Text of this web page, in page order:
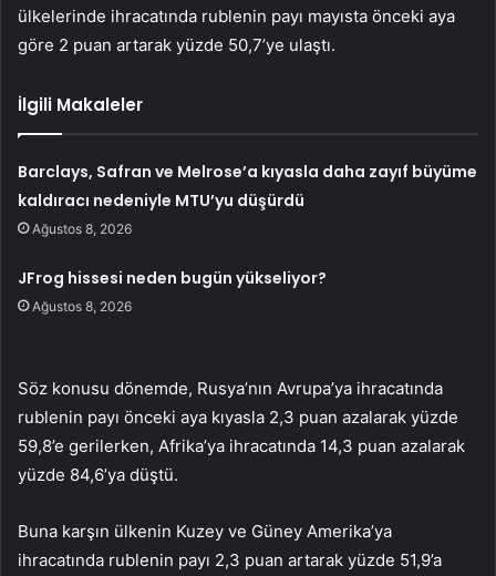
ülkelerinde ihracatında rublenin payı mayısta önceki aya
göre 2 puan artarak yüzde 50,7’ye ulaştı.
İlgili Makaleler
Barclays, Safran ve Melrose’a kıyasla daha zayıf büyüme
kaldıracı nedeniyle MTU’yu düşürdü
Ağustos 8, 2026
JFrog hissesi neden bugün yükseliyor?
Ağustos 8, 2026
Söz konusu dönemde, Rusya’nın Avrupa’ya ihracatında
rublenin payı önceki aya kıyasla 2,3 puan azalarak yüzde
59,8’e gerilerken, Afrika’ya ihracatında 14,3 puan azalarak
yüzde 84,6’ya düştü.
Buna karşın ülkenin Kuzey ve Güney Amerika’ya
ihracatında rublenin payı 2,3 puan artarak yüzde 51,9’a